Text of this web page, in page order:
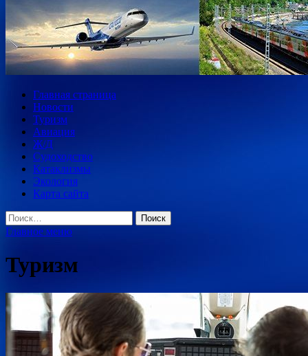
Главная страница
Новости
Туризм
Авиация
Ж/Д
Судоходство
Катаклизмы
Экология
Карта сайта
Найти:
Главное меню
Туризм